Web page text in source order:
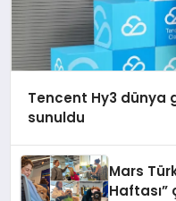
Tencent Hy3 dünya
sunuldu
Mars
Haftası”